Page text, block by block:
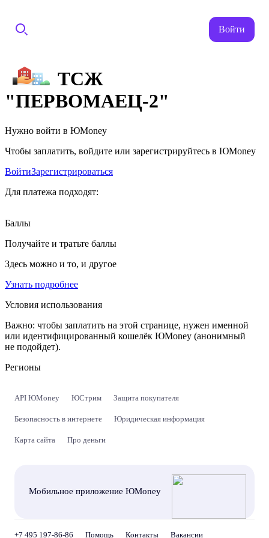
Войти
ТСЖ
"ПЕРВОМАЕЦ-2"
Нужно войти в ЮMoney
Чтобы заплатить, войдите или зарегистрируйтесь в ЮMoney
ВойтиЗарегистрироваться
Для платежа подходят:
Баллы
Получайте и тратьте баллы
Здесь можно и то, и другое
Узнать подробнее
Условия использования
Важно: чтобы заплатить на этой странице, нужен именной
или идентифицированный кошелёк ЮMoney (анонимный
не подойдет).
Регионы
API ЮMoney ЮСтрим Защита покупателя
Безопасность в интернете Юридическая информация
Карта сайта Про деньги
Мобильное приложение ЮMoney
+7 495 197-86-86 Помощь Контакты Вакансии